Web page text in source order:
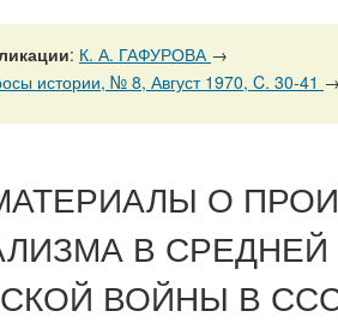
: К. А. ГАФУРОВА →
истории, № 8, Август 1970, C. 30-41
О
В СРЕДНЕЙ
ВОЙНЫ В